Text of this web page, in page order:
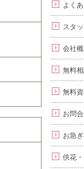
よく
スタ
会社
無料
無料
お問
お急
供花